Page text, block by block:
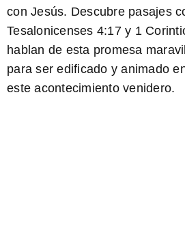
con Jesús. Descubre pasajes
Tesalonicenses 4:17 y 1
hablan de esta promesa
para ser edificado y animado
este acontecimiento venidero.